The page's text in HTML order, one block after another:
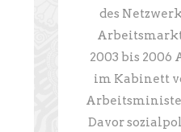
des
2003 bis
im Kabinett
Davor